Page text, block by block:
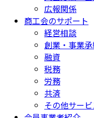
広報関係
商工会のサポート
経営相談
創業・事業
融資
税務
労務
共済
その他サー